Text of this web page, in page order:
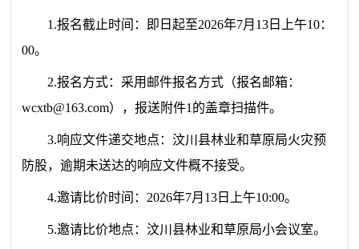
1.报名截止时间：即日起至2026年7月13日上午10：
00。
2.报名方式：采用邮件报名方式（报名邮箱：
wcxtb@163.com），报送附件1的盖章扫描件。
3.响应文件递交地点：汶川县林业和草原局火灾预
防股，逾期未送达的响应文件概不接受。
4.邀请比价时间：2026年7月13日上午10:00。
5.邀请比价地点：汶川县林业和草原局小会议室。